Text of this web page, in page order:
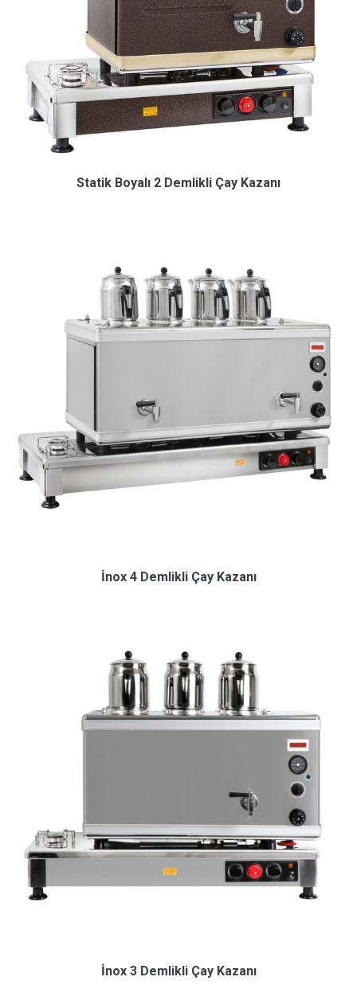
Statik Boyalı 2 Demlikli Çay Kazanı
İnox 4 Demlikli Çay Kazanı
İnox 3 Demlikli Çay Kazanı